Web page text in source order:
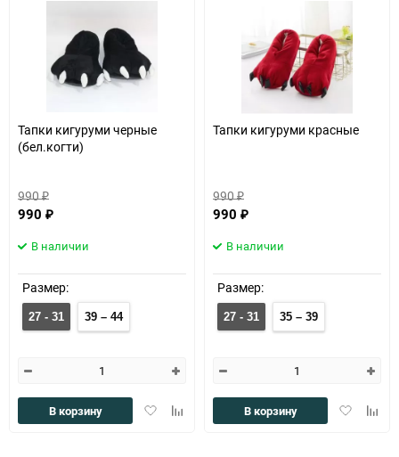
Тапки кигуруми черные
(бел.когти)
990₽
990 ₽
В наличии
Размер:
27 - 31 39 – 44
ДобавитьДобавить
В корзину
Тапки кигуруми красные
990₽
990 ₽
В наличии
Размер:
27 - 31 35 – 39
Добавить
В корзину